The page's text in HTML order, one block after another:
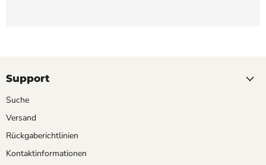
Support
Suche
Versand
Rückgaberichtlinien
Kontaktinformationen